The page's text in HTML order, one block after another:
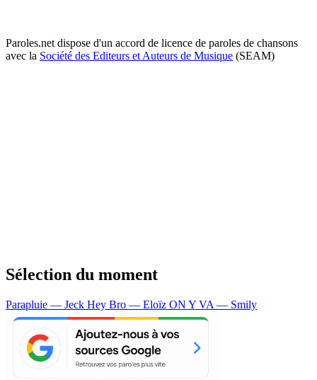
Paroles.net dispose d'un accord de licence de paroles de chansons
avec la Société des Editeurs et Auteurs de Musique (SEAM)
Sélection du moment
Parapluie — Jeck Hey Bro — Eloïz ON Y VA — Smily